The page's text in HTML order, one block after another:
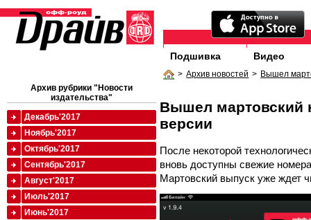
Подшивка Видео
> Архив новостей > Вышел
Вышел мартовский
версии
После некоторой
вновь доступны свежие
Мартовский выпуск уже ждет
Архив рубрики "Новости
издательства"
Декабрь'2017
Ноябрь'2017
Октябрь'2017
Сентябрь'2017
Август'2017
Июль'2017
Июнь'2017